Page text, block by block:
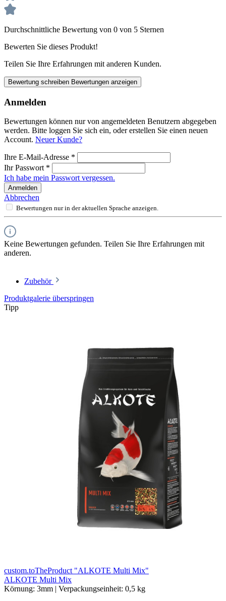
Durchschnittliche Bewertung von 0 von 5 Sternen
Bewerten Sie dieses Produkt!
Teilen Sie Ihre Erfahrungen mit anderen Kunden.
Bewertung schreiben Bewertungen anzeigen
Anmelden
Bewertungen können nur von angemeldeten Benutzern abgegeben
werden. Bitte loggen Sie sich ein, oder erstellen Sie einen neuen
Account. Neuer Kunde?
Ihre E-Mail-Adresse *
Ihr Passwort *
Ich habe mein Passwort vergessen.
Anmelden
Abbrechen
Bewertungen nur in der aktuellen Sprache anzeigen.
Keine Bewertungen gefunden. Teilen Sie Ihre Erfahrungen mit
anderen.
Zubehör
Produktgalerie überspringen
Tipp
custom.toTheProduct "ALKOTE Multi Mix"
ALKOTE Multi Mix
Körnung: 3mm | Verpackungseinheit: 0,5 kg